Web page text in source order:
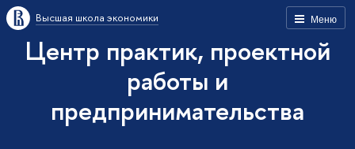
Меню
Высшая школа экономики
Центр практик, проектной
работы и
предпринимательства